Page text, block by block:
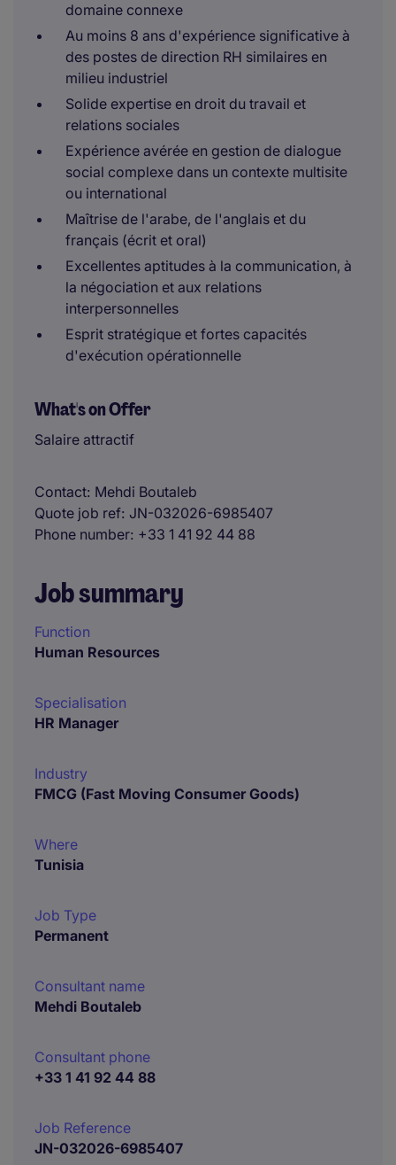
domaine connexe
Au moins 8 ans d'expérience significative à
des postes de direction RH similaires en
milieu industriel
Solide expertise en droit du travail et
relations sociales
Expérience avérée en gestion de dialogue
social complexe dans un contexte multisite
ou international
Maîtrise de l'arabe, de l'anglais et du
français (écrit et oral)
Excellentes aptitudes à la communication, à
la négociation et aux relations
interpersonnelles
Esprit stratégique et fortes capacités
d'exécution opérationnelle
What's on Offer
Salaire attractif
Contact Mehdi Boutaleb
Quote job ref JN-032026-6985407
Phone number +33 1 41 92 44 88
Job summary
Function
Human Resources
Specialisation
HR Manager
Industry
FMCG (Fast Moving Consumer Goods)
Where
Tunisia
Job Type
Permanent
Consultant name
Mehdi Boutaleb
Consultant phone
+33 1 41 92 44 88
Job Reference
JN-032026-6985407